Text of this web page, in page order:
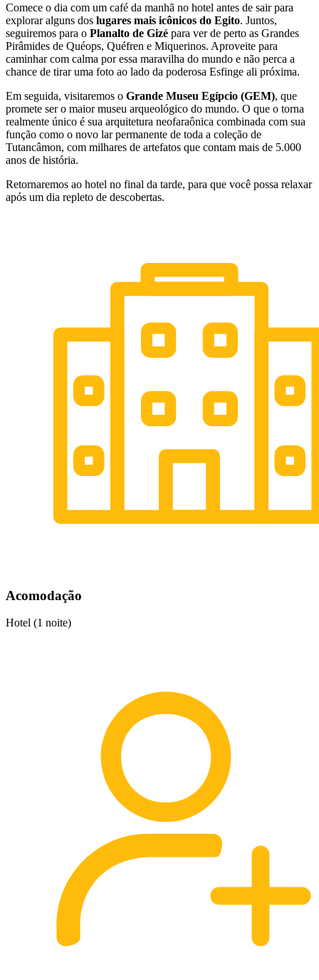
Comece o dia com um café da manhã no hotel antes de sair para
explorar alguns dos lugares mais icônicos do Egito. Juntos,
seguiremos para o Planalto de Gizé para ver de perto as Grandes
Pirâmides de Quéops, Quéfren e Miquerinos. Aproveite para
caminhar com calma por essa maravilha do mundo e não perca a
chance de tirar uma foto ao lado da poderosa Esfinge ali próxima.
Em seguida, visitaremos o Grande Museu Egípcio (GEM), que
promete ser o maior museu arqueológico do mundo. O que o torna
realmente único é sua arquitetura neofaraônica combinada com sua
função como o novo lar permanente de toda a coleção de
Tutancâmon, com milhares de artefatos que contam mais de 5.000
anos de história.
Retornaremos ao hotel no final da tarde, para que você possa relaxar
após um dia repleto de descobertas.
Acomodação
Hotel (1 noite)